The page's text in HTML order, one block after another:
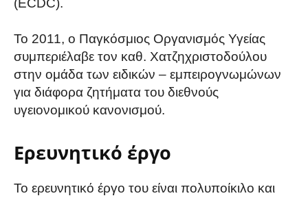
(ECDC).
Το 2011, ο Παγκόσμιος Οργανισμός Υγείας
συμπεριέλαβε τον καθ. Χατζηχριστοδούλου
στην ομάδα των ειδικών – εμπειρογνωμώνων
για διάφορα ζητήματα του διεθνούς
υγειονομικού κανονισμού.
Ερευνητικό έργο
Το ερευνητικό έργο του είναι πολυποίκιλο και